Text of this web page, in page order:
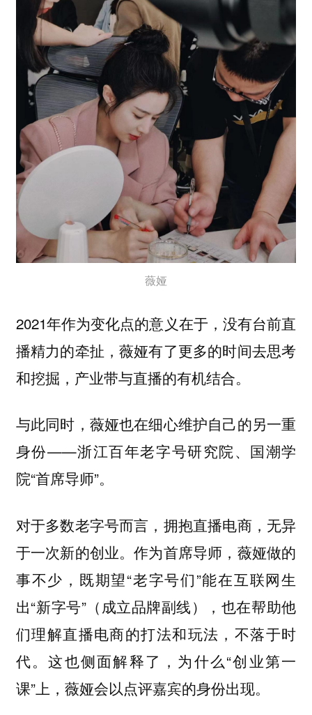
薇娅
2021年作为变化点的意义在于，没有台前直
播精力的牵扯，薇娅有了更多的时间去思考
和挖掘，产业带与直播的有机结合。
与此同时，薇娅也在细心维护自己的另一重
身份——浙江百年老字号研究院、国潮学
院“首席导师”。
对于多数老字号而言，拥抱直播电商，无异
于一次新的创业。作为首席导师，薇娅做的
事不少，既期望“老字号们”能在互联网生
出“新字号”（成立品牌副线），也在帮助他
们理解直播电商的打法和玩法，不落于时
代。这也侧面解释了，为什么“创业第一
课”上，薇娅会以点评嘉宾的身份出现。